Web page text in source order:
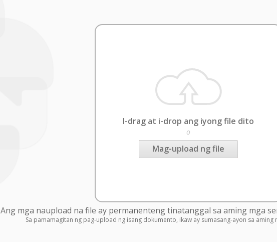
I-drag at i-drop ang iyong file dito
o
Mag-upload ng file
Ang mga naupload na file ay permanenteng tinatanggal sa aming mga
Sa pamamagitan ng pag-upload ng isang dokumento, ikaw ay sumasang-ayon sa aming